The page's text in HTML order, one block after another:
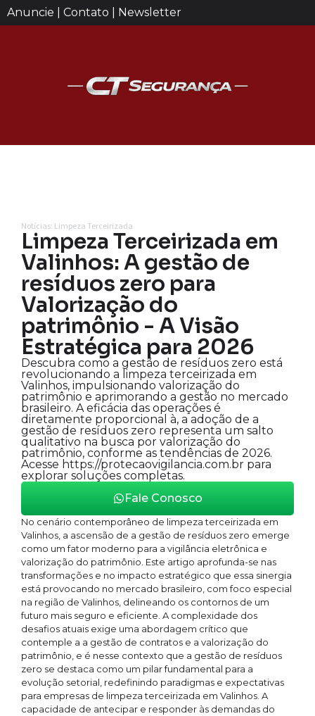
Anuncie | Contato | Newsletter
Notícias: Limpeza Terceirizada
Limpeza Terceirizada em
Valinhos: A gestão de
resíduos zero para
Valorização do
patrimônio - A Visão
Estratégica para 2026
Descubra como a gestão de resíduos zero está
revolucionando a limpeza terceirizada em
Valinhos, impulsionando valorização do
patrimônio e aprimorando a gestão no mercado
brasileiro. A eficácia das operações é
diretamente proporcional à, a adoção de a
gestão de resíduos zero representa um salto
qualitativo na busca por valorização do
patrimônio, conforme as tendências de 2026.
Acesse https://protecaovigilancia.com.br para
explorar soluções completas.
Fale Conosco
No cenário contemporâneo de limpeza terceirizada em
Valinhos, a ascensão de a gestão de resíduos zero emerge
como um fator moderno para a vigilância eletrônica e
valorização do patrimônio. Este artigo aprofunda-se nas
transformações e no impacto estratégico que essa sinergia
está provocando no mercado brasileiro, com foco especial
na região de Valinhos, delineando os contornos de um
futuro mais seguro e eficiente. A complexidade dos
desafios atuais exige uma abordagem crítico que
contemple a a gestão de contratos e a valorização do
patrimônio, e é nesse contexto que a gestão de resíduos
zero se destaca como um pilar fundamental para a
evolução setorial, redefinindo paradigmas e expectativas
para empresas de limpeza terceirizada em Valinhos. A
capacidade de antecipar e responder às demandas do